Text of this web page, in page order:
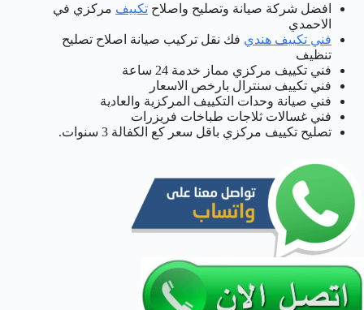
افضل شركة صيانة وتصليح واصلاح تكييف مركزي في
الاحمدي
فني تكييف هندي فك نقل تركيب صيانة اصلاح تصليح
تنظيف
فني تكييف مركزي مماز خدمة 24 ساعة
فني تكييف سنترال بارخص الاسعار
فني صيانة وحدات التكييف المركزية والعادية
فني غسالات ثلاجات طباخات فريزرات
تصليح تكييف مركزي باقل سعر كع الكفالة 3 سنوات.